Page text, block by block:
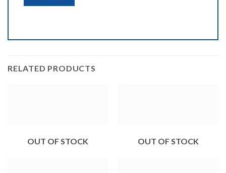
RELATED PRODUCTS
OUT OF STOCK OUT OF STOCK